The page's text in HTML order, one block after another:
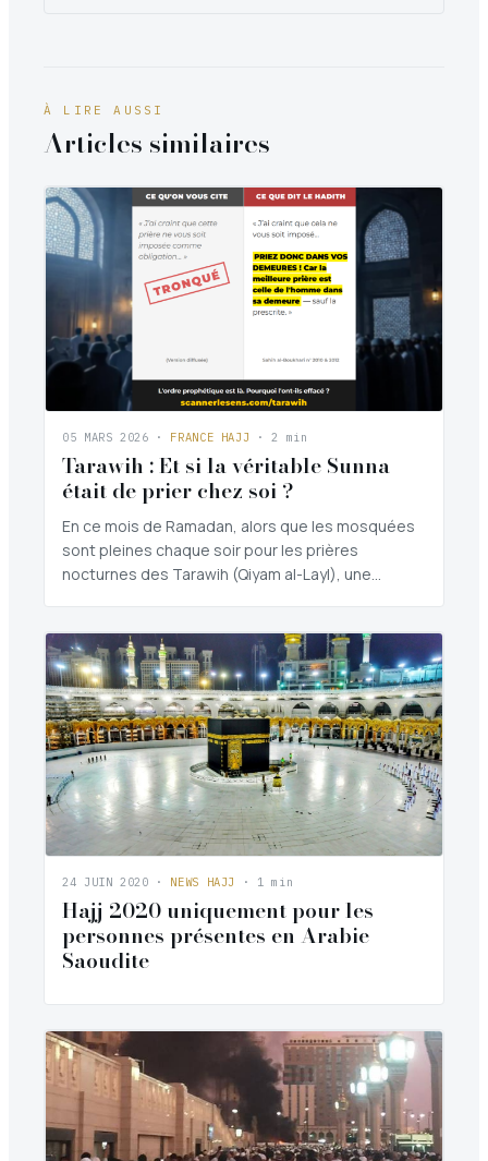
À LIRE AUSSI
Articles similaires
05 MARS 2026 · FRANCE HAJJ · 2 min
Tarawih : Et si la véritable Sunna
était de prier chez soi ?
En ce mois de Ramadan, alors que les mosquées
sont pleines chaque soir pour les prières
nocturnes des Tarawih (Qiyam al-Layl), une…
24 JUIN 2020 · NEWS HAJJ · 1 min
Hajj 2020 uniquement pour les
personnes présentes en Arabie
Saoudite